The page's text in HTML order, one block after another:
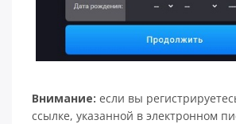
Внимание: если вы
ссылке, указанной в электронном